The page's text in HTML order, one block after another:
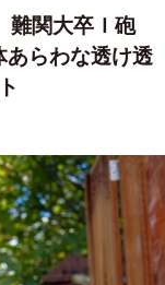
関大卒Ｉ砲
らわな透け透